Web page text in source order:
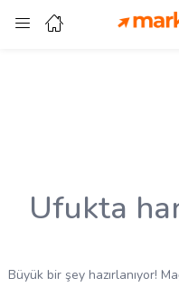
Giriş
Ufukta
Büyük bir şey hazırlanıyor!